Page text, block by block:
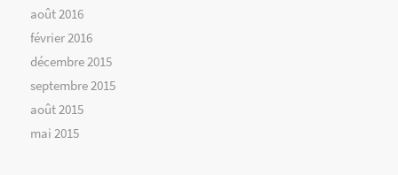
août 2016
février 2016
décembre 2015
septembre 2015
août 2015
mai 2015